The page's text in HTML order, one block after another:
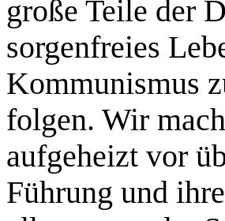
große Teile der
sorgenfreies
Kommunismus
folgen. Wir
aufgeheizt vor
Führung und